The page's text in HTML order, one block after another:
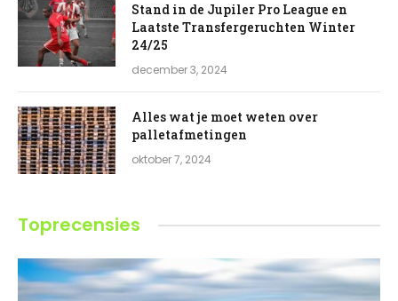
Stand in de Jupiler Pro League en
Laatste Transfergeruchten Winter
24/25
december 3, 2024
Alles wat je moet weten over
palletafmetingen
oktober 7, 2024
Toprecensies